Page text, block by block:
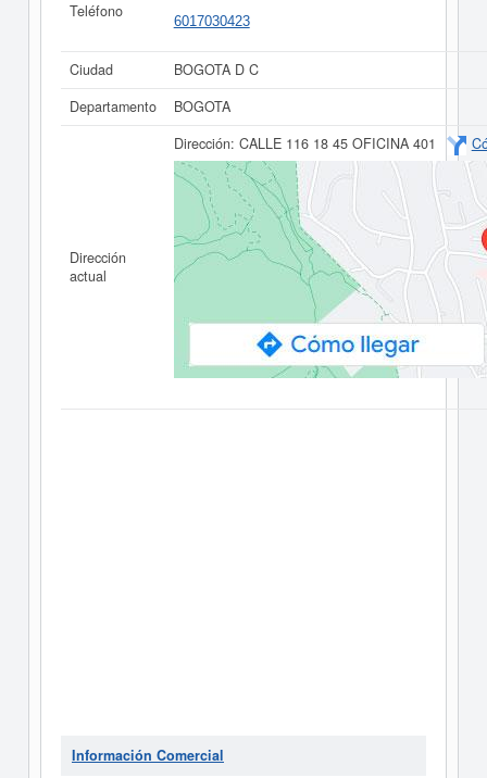
Teléfono
6017030423
Ciudad
BOGOTA D C
Departamento
BOGOTA
Dirección
actual
Dirección: CALLE 116 18 45 OFICINA 401
Información Comercial